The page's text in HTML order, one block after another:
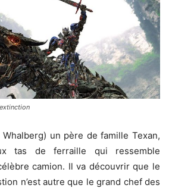
Whalberg) un père de famille Texan,
tas de ferraille qui ressemble
camion. Il va découvrir que le
n’est autre que le grand chef des